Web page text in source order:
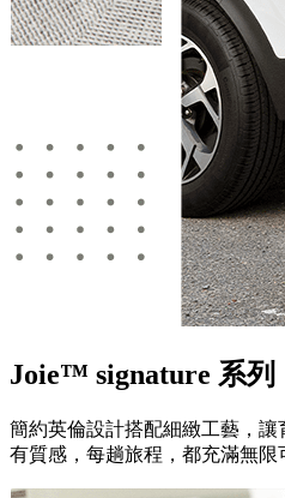
Joie™ signature 系列
簡約英倫設計搭配細緻工藝，
有質感，每趟旅程，都充滿無限